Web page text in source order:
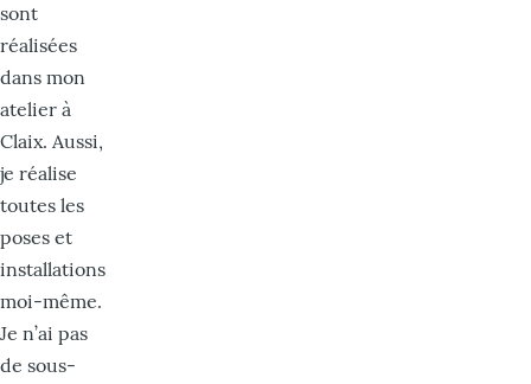
sont
réalisées
dans mon
atelier à
Claix. Aussi,
je réalise
toutes les
poses et
installations
moi-même.
Je n’ai pas
de sous-